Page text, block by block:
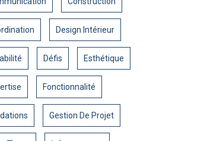
Design Intérieur
Défis Esthétique
Fonctionnalité
Gestion De Projet